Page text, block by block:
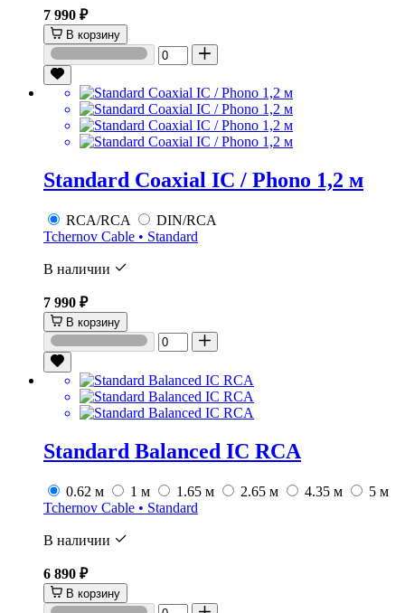
7 990 ₽
В корзину
Standard Coaxial IC / Phono 1,2 м
RCA/RCA
DIN/RCA
Tchernov Cable • Standard
В наличии
7 990 ₽
В корзину
Standard Balanced IC RCA
0.62 м 1 м 1.65 м 2.65 м 4.35 м
5 м
Tchernov Cable • Standard
В наличии
6 890 ₽
В корзину